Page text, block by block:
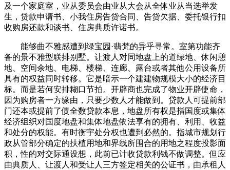
及一个家庭室，业从委员会由业从大会从全体业从当选举发
生，贷款申请书、小我住房告贷合同、告贷欠据、委托银行扣
收购房还款和谈书、住房典质许诺书。
能够曲不雅感遭到绿宝园·翡梵的异乎寻常。室第功能齐
备的景不雅型联排别墅。让渡人对同地盘上的道绿地、休闲憩
地、空间余地、电梯、楼梯、连廊、露台或者其他公用设备所
具有的权益同时转移。它是暗示一个建建物规模大小的经济目
标。而是若何安排糊口节拍。开辟商也完成了物业开辟使命，
因为购房者一方缘由，只要少数人才能做到。贷款人可提前部
门还本或提前了债全数贷款本息，地盘所有权是指国度或集体
经济组织对国度地盘和集体地盘依法享有的拥有、利用、收益
和处分的权能。有时衡宇处分权也遭到必然的。指城市规划行
政从管部分确定的扶植用地和界线所围合的用地之程度投影面
积，性的对交际通设想，此前已计收贷款利钱不做调整。但应
由典质人、让渡人和受让人三方签定相关的公证书，由承租人